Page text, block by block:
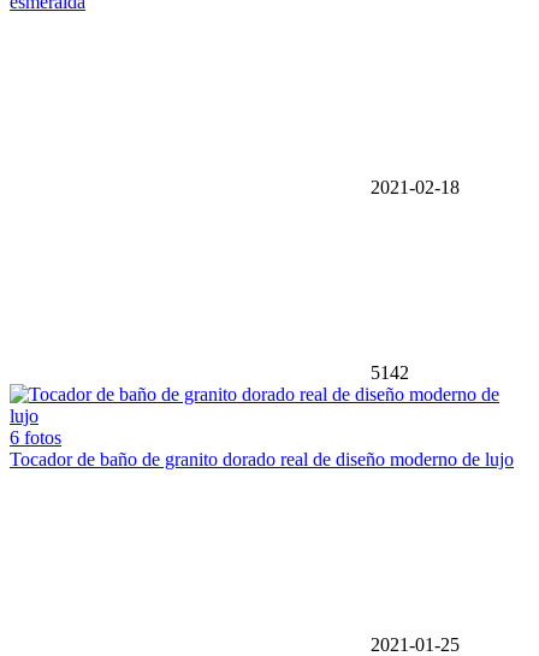
2021-02-18
5142
6 fotos
Tocador de baño de granito dorado real de diseño moderno de lujo
2021-01-25